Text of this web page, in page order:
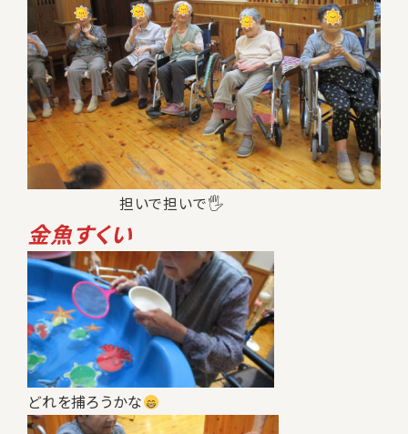
担いで担いで🖐
金魚すくい
どれを捕ろうかな